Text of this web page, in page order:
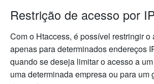
Restrição de acesso por
Com o Htaccess, é possível restringir o
apenas para determinados endereços
quando se deseja limitar o acesso a
uma determinada empresa ou para um